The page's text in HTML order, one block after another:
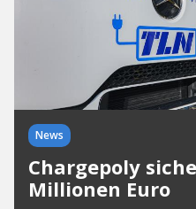
News
Chargepoly
Millionen Euro